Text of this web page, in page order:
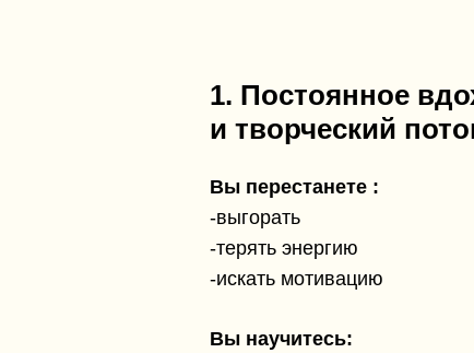
1. Постоянное
и творческий
Вы перестанете :
-выгорать
-терять энергию
-искать мотивацию
Вы научитесь: